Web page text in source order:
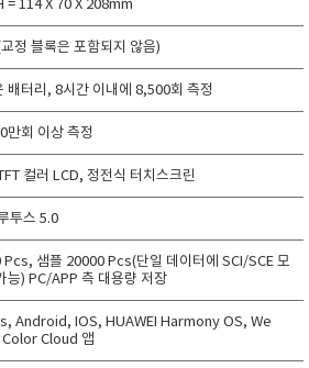
= 114 X 70 X 208mm
정 블록은 포함되지 않음)
배터리, 8시간 이내에 8,500회 측정
만회 이상 측정
컬러 LCD, 정전식 터치스크린
투스 5.0
Pcs, 샘플 20000 Pcs(단일 데이터에 SCI/SCE 모
능) PC/APP 측 대용량 저장
Android, IOS, HUAWEI Harmony OS, We
Cloud 앱